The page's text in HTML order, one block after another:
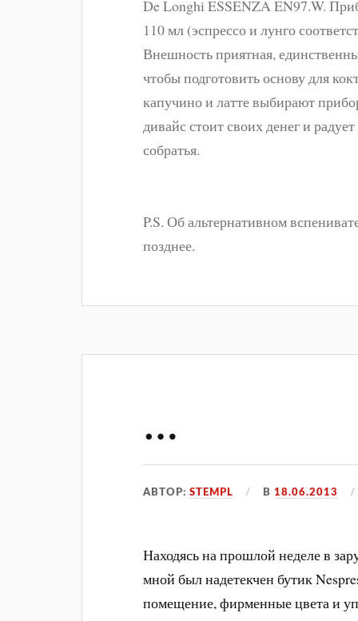
De Longhi ESSENZA EN97.W.
110 мл (эспрессо и лунго
Внешность приятная,
чтобы подготовить основу для
капучино и латте выбирают
дивайс стоит своих денег и
собратья.
P.S. Об альтернативном
позднее.
…
АВТОР:STEMPL В18.06.2013
Находясь на прошлой неделе в
мной был надетекчен бутик
помещение, фирменные цвета и